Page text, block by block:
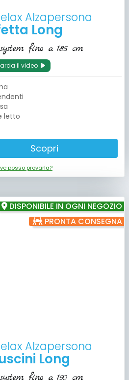
Alzapersona
Long
fino a 185 cm
il video
letto
Scopri
posso provarla?
DISPONIBILE IN OGNI NEGOZIO
PRONTA CONSEGNA
Alzapersona
Long
fino a 190 cm